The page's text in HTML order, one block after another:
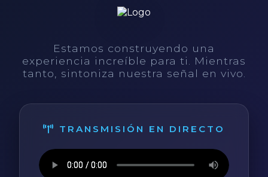
Estamos construyendo una
experiencia increíble para ti. Mientras
tanto, sintoniza nuestra señal en vivo.
TRANSMISIÓN EN DIRECTO